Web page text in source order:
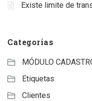
Existe limite de
Categorias
MÓDULO
Etiquetas
Clientes